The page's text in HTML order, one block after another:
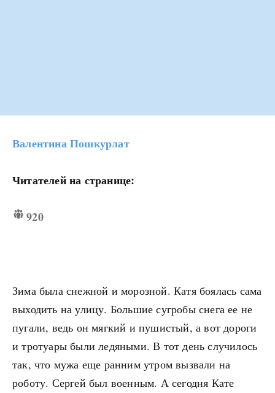
Валентина Пошкурлат
Читателей на странице:
920
Зима была снежной и морозной. Катя боялась сама
выходить на улицу. Большие сугробы снега ее не
пугали, ведь он мягкий и пушистый, а вот дороги
и тротуары были ледяными. В тот день случилось
так, что мужа еще ранним утром вызвали на
роботу. Сергей был военным. А сегодня Кате